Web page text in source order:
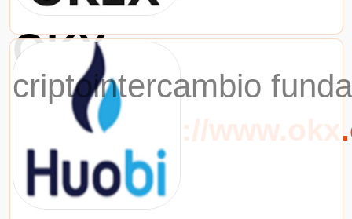
OKX
criptointercambio
URL：https://